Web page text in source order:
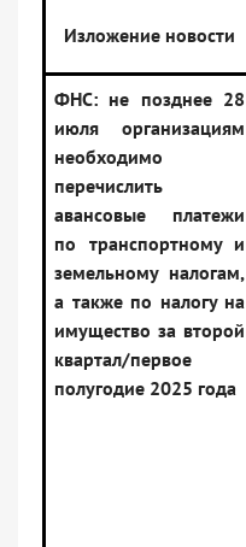
Изложение новости
ФНС: не позднее 28
июля организациям
необходимо
перечислить
авансовые платежи
по транспортному и
земельному налогам,
а также по налогу на
имущество за второй
квартал/первое
полугодие 2025 года